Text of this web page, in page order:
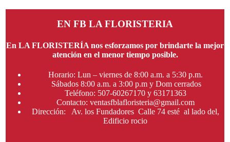
EN FB LA FLORISTERIA
En LA FLORISTERÍA nos esforzamos por brindarte la mejor
atención en el menor tiempo posible.
Horario: Lun – viernes de 8:00 a.m. a 5:30 p.m.
Sábados 8:00 a.m. a 3:00 p.m y Dom cerrados
Teléfono: 507-60267170 y 63171363
Contacto: ventasfblafloristeria@gmail.com
Dirección: Av. los Fundadores Calle 74 esté al lado del,
Edificio rocio